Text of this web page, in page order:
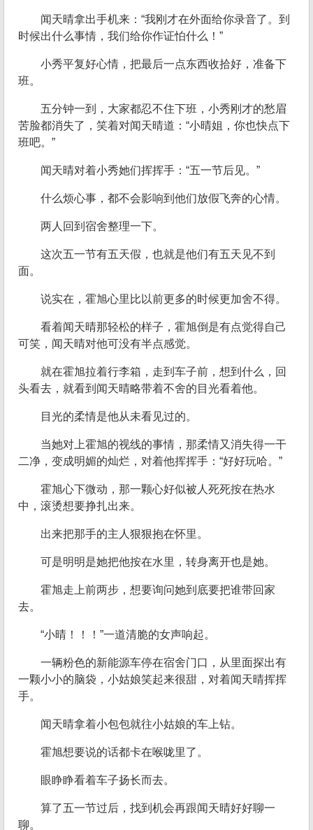
闻天晴拿出手机来：“我刚才在外面给你录音了。到
时候出什么事情，我们给你作证怕什么！”
小秀平复好心情，把最后一点东西收拾好，准备下
班。
五分钟一到，大家都忍不住下班，小秀刚才的愁眉
苦脸都消失了，笑着对闻天晴道：“小晴姐，你也快点下
班吧。”
闻天晴对着小秀她们挥挥手：“五一节后见。”
什么烦心事，都不会影响到他们放假飞奔的心情。
两人回到宿舍整理一下。
这次五一节有五天假，也就是他们有五天见不到
面。
说实在，霍旭心里比以前更多的时候更加舍不得。
看着闻天晴那轻松的样子，霍旭倒是有点觉得自己
可笑，闻天晴对他可没有半点感觉。
就在霍旭拉着行李箱，走到车子前，想到什么，回
头看去，就看到闻天晴略带着不舍的目光看着他。
目光的柔情是他从未看见过的。
当她对上霍旭的视线的事情，那柔情又消失得一干
二净，变成明媚的灿烂，对着他挥挥手：“好好玩哈。”
霍旭心下微动，那一颗心好似被人死死按在热水
中，滚烫想要挣扎出来。
出来把那手的主人狠狠抱在怀里。
可是明明是她把他按在水里，转身离开也是她。
霍旭走上前两步，想要询问她到底要把谁带回家
去。
“小晴！！！”一道清脆的女声响起。
一辆粉色的新能源车停在宿舍门口，从里面探出有
一颗小小的脑袋，小姑娘笑起来很甜，对着闻天晴挥挥
手。
闻天晴拿着小包包就往小姑娘的车上钻。
霍旭想要说的话都卡在喉咙里了。
眼睁睁看着车子扬长而去。
算了五一节过后，找到机会再跟闻天晴好好聊一
聊。